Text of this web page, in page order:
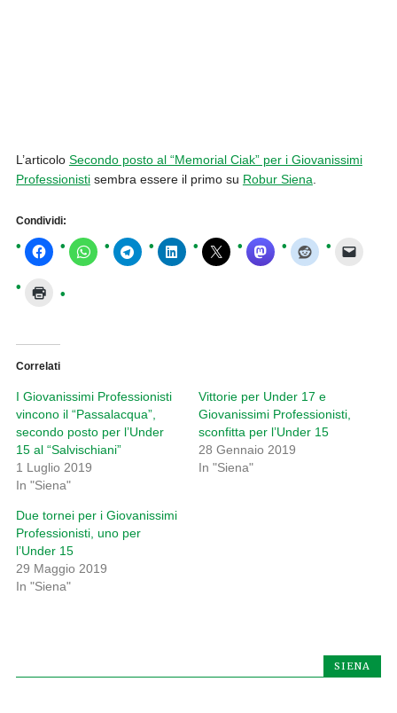
L’articolo Secondo posto al “Memorial Ciak” per i Giovanissimi
Professionistisembra essere il primo su Robur Siena.
Condividi:
Correlati
I Giovanissimi Professionisti
vincono il “Passalacqua”,
secondo posto per l’Under
15 al “Salvischiani”
1 Luglio 2019
In "Siena"
Vittorie per Under 17 e
Giovanissimi Professionisti,
sconfitta per l’Under 15
28 Gennaio 2019
In "Siena"
Due tornei per i Giovanissimi
Professionisti, uno per
l’Under 15
29 Maggio 2019
In "Siena"
SIENA